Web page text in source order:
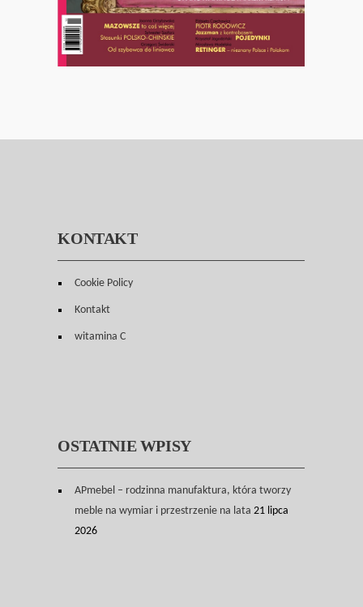
KONTAKT
Cookie Policy
Kontakt
witamina C
OSTATNIE WPISY
APmebel – rodzinna manufaktura, która tworzy
meble na wymiar i przestrzenie na lata 21 lipca
2026